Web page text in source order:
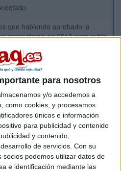
para nosotros
y/o accedemos a
como cookies, y procesamos
únicos e información
para publicidad y contenido
y contenido,
de servicios. Con su
socios podemos utilizar datos de
e identificación mediante las
que habiendo aprobado la
presentarse en 2010 para subir
regula el acceso a la
los aprobados en el año
a subir nota en la fase
se podrán presentar a la
discriminación respecto a los
que contaban con cuatro
futuros estudiantes a partir de
es ilimitado en la fase
situación o conozcais a
en contacto a través de
ante los organimos
este desagravio.